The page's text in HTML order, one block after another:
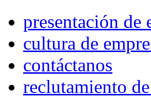
presentación de
cultura de
contáctanos
reclutamiento